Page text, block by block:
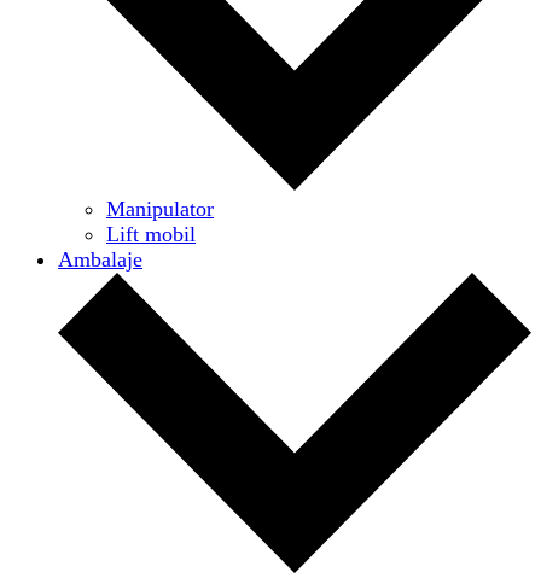
Manipulator
Lift mobil
Ambalaje